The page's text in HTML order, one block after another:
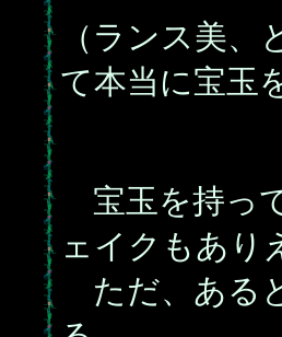
（ランス美
て本当に宝玉
宝玉を持っ
ェイクもあり
ただ、ある